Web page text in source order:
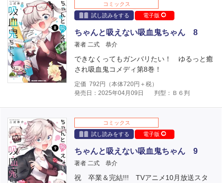
コミックス
試し読みをする
電子版
ちゃんと吸えない吸血鬼ちゃん 8
著者 二式 恭介
できなくってもガンバリたい！ ゆるっと癒
され吸血鬼コメディ第8巻！
定価 792 円（本体720円＋税）
発売日：2025年04月09日
判型：Ｂ６判
コミックス
試し読みをする
電子版
ちゃんと吸えない吸血鬼ちゃん 9
著者 二式 恭介
祝 卒業＆完結!!! TVアニメ10月放送スタ